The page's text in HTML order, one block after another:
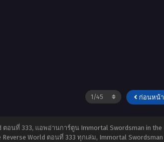
ก่อนหน้
อนที่ 333, แอพอ่านการ์ตูน Immortal Swordsman in the
World ตอนที่ 333 ทุกเล่ม, Immortal Swordsman